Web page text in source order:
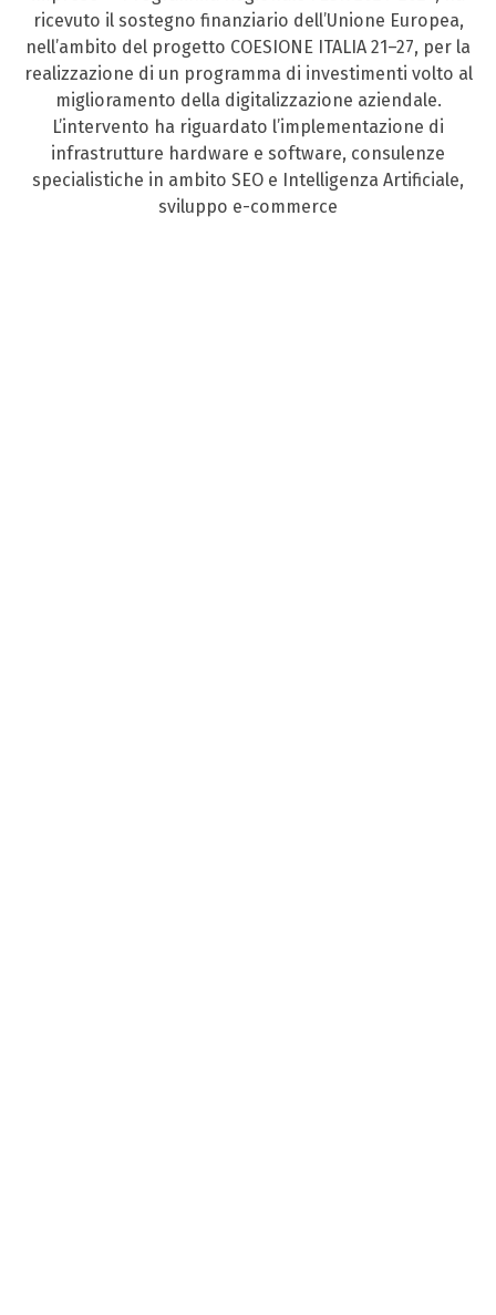
ricevuto il sostegno finanziario dell’Unione Europea,
nell’ambito del progetto COESIONE ITALIA 21–27, per la
realizzazione di un programma di investimenti volto al
miglioramento della digitalizzazione aziendale.
L’intervento ha riguardato l’implementazione di
infrastrutture hardware e software, consulenze
specialistiche in ambito SEO e Intelligenza Artificiale,
sviluppo e-commerce